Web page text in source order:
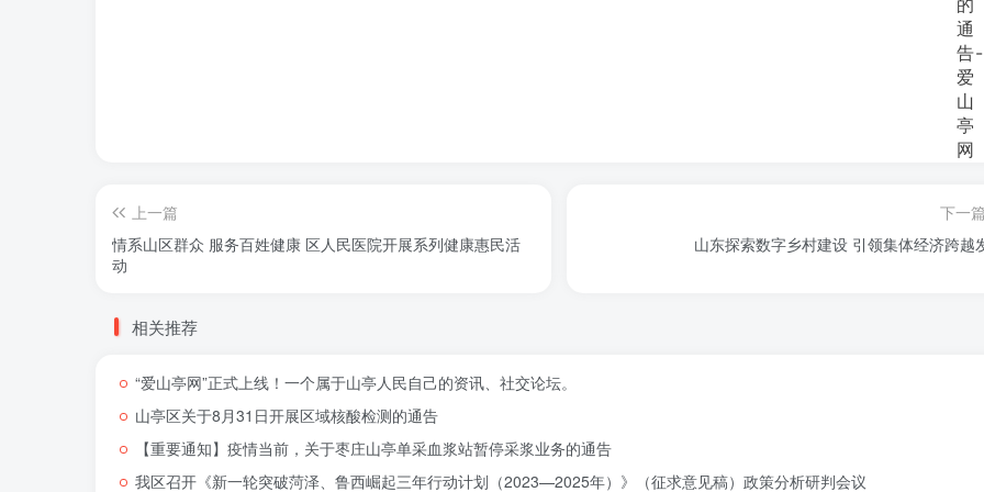
上一篇
情系山区群众 服务百姓健康 区人民医院开展系列健康惠民活
动
下一
山东探索数字乡村建设 引领集体经济跨越
相关推荐
“爱山亭网”正式上线！一个属于山亭人民自己的资讯、社交论坛。
山亭区关于8月31日开展区域核酸检测的通告
【重要通知】疫情当前，关于枣庄山亭单采血浆站暂停采浆业务的通告
我区召开《新一轮突破菏泽、鲁西崛起三年行动计划（2023—2025年）》（征求意见稿）政策分析研判会议